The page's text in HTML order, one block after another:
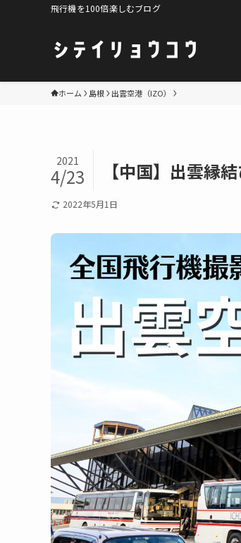
飛行機を100倍楽しむブログ
ホーム 島根 出雲空港（IZO）
【中国】出雲縁
2021
4/23
2022年5月1日